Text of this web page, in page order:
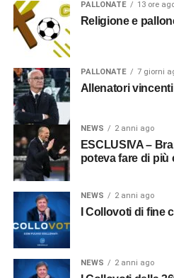
PALLONATE 13 ore
Religione e
PALLONATE 7 giorni
Allenatori
NEWS 2 anni ago
ESCLUSIVA –
poteva fare di più
NEWS 2 anni ago
I Collovoti di fine
NEWS 2 anni ago